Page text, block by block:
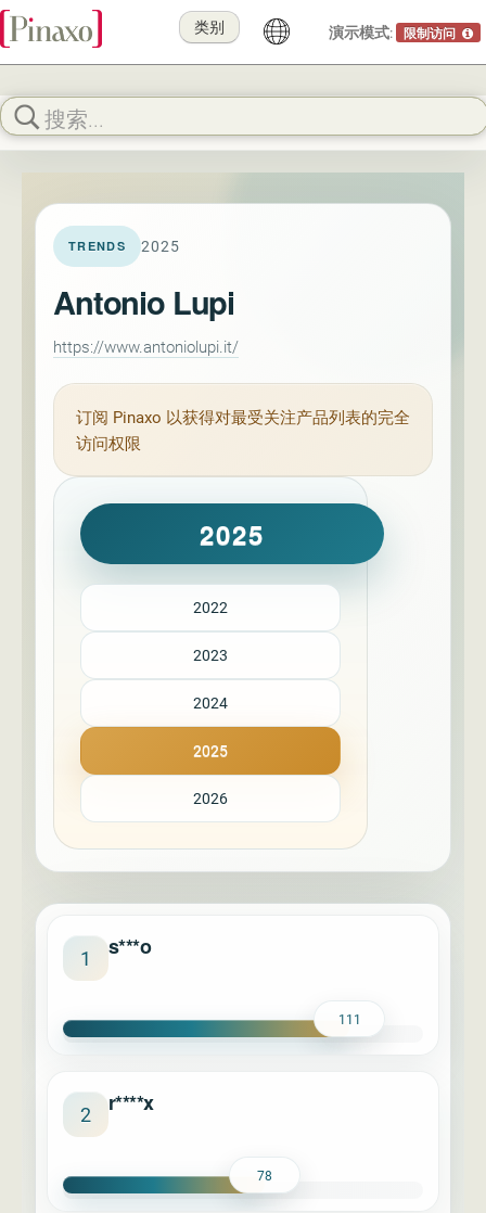
演示模式: 限制访问
类别
TRENDS 2025
Antonio Lupi
https://www.antoniolupi.it/
订阅 Pinaxo 以获得对最受关注产品列表的完全
访问权限
2025
2022
2023
2024
2025
2026
1 s***o
111
2 r****x
78